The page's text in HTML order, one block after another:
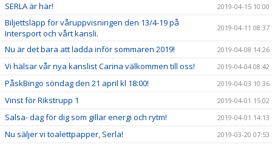
SERLA är här! 2019-04-15 10:00
Biljettsläpp för våruppvisningen den 13/4-19 på
Intersport och vårt kansli.
2019-04-11 08:37
Nu är det bara att ladda inför sommaren 2019! 2019-04-08 14:26
Vi hälsar vår nya kanslist Carina välkommen till oss! 2019-04-04 08:42
PåskBingo söndag den 21 april kl 18:00! 2019-04-03 10:36
Vinst för Rikstrupp 1 2019-04-01 15:02
Salsa- dag för dig som gillar energi och rytm! 2019-04-01 14:13
Nu säljer vi toalettpapper, Serla! 2019-03-20 07:53